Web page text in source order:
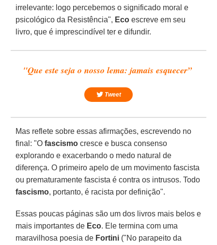
irrelevante: logo percebemos o significado moral e
psicológico da Resistência", Eco escreve em seu
livro, que é imprescindível ter e difundir.
"Que este seja o nosso lema: jamais esquecer”
Tweet
Mas reflete sobre essas afirmações, escrevendo no
final: "Ofascismo cresce e busca consenso
explorando e exacerbando o medo natural de
diferença. O primeiro apelo de um movimento fascista
ou prematuramente fascista é contra os intrusos. Todo
fascismo, portanto, é racista por definição".
Essas poucas páginas são um dos livros mais belos e
mais importantes de Eco. Ele termina com uma
maravilhosa poesia de Fortini ("No parapeito da